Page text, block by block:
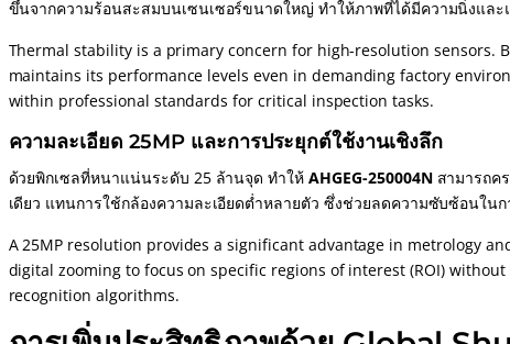
ขึ้นจากความร้อนสะสมบนเซนเซอร์ขนาดใหญ่ ทำให้ภาพที่ได้มีความนิ่งและ
Thermal stability is a primary concern for high-resolution sensors.
maintains its performance levels even in demanding factory
within professional standards for critical inspection tasks.
ความละเอียด 25MP และการประยุกต์ใช้งานเชิงลึก
ด้วยพิกเซลที่หนาแน่นระดับ 25 ล้านจุด ทำให้AHGEG-250004Nสามารถค
เดียว แทนการใช้กล้องความละเอียดต่ำหลายตัว ซึ่งช่วยลดความซับซ้อนใ
A 25MP resolution provides a significant advantage in metrology
digital zooming to focus on specific regions of interest (ROI)
recognition algorithms.